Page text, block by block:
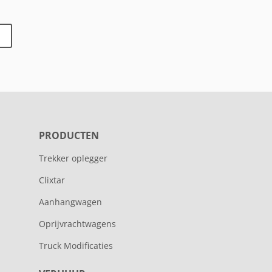
PRODUCTEN
Trekker oplegger
Clixtar
Aanhangwagen
Oprijvrachtwagens
Truck Modificaties